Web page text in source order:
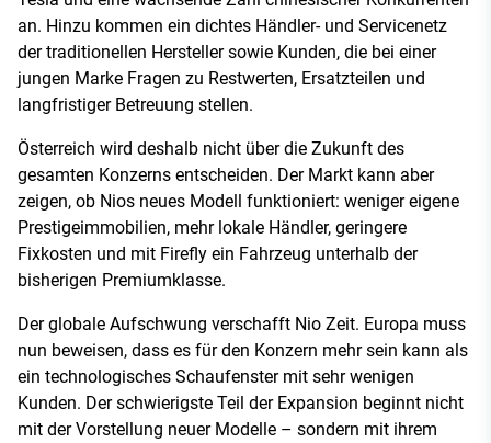
an. Hinzu kommen ein dichtes Händler- und Servicenetz
der traditionellen Hersteller sowie Kunden, die bei einer
jungen Marke Fragen zu Restwerten, Ersatzteilen und
langfristiger Betreuung stellen.
Österreich wird deshalb nicht über die Zukunft des
gesamten Konzerns entscheiden. Der Markt kann aber
zeigen, ob Nios neues Modell funktioniert: weniger eigene
Prestigeimmobilien, mehr lokale Händler, geringere
Fixkosten und mit Firefly ein Fahrzeug unterhalb der
bisherigen Premiumklasse.
Der globale Aufschwung verschafft Nio Zeit. Europa muss
nun beweisen, dass es für den Konzern mehr sein kann als
ein technologisches Schaufenster mit sehr wenigen
Kunden. Der schwierigste Teil der Expansion beginnt nicht
mit der Vorstellung neuer Modelle – sondern mit ihrem